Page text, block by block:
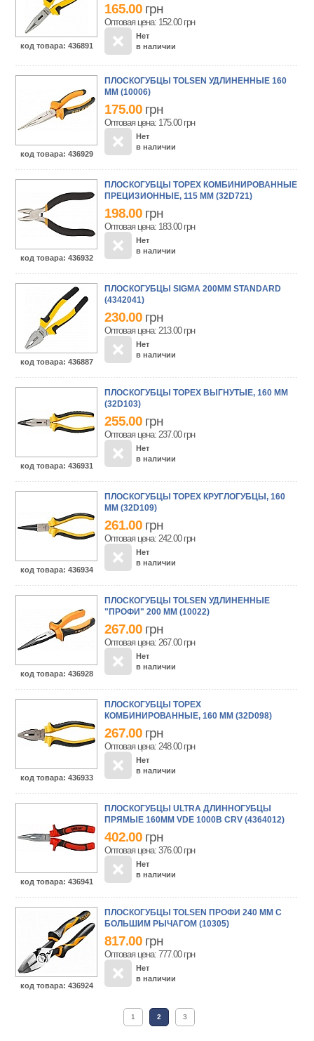
код товара: 436891
165.00 грн
Оптовая цена: 152.00 грн
Нет
в наличии
код товара: 436929
ПЛОСКОГУБЦЫ TOLSEN УДЛИНЕННЫЕ 160
ММ (10006)
175.00 грн
Оптовая цена: 175.00 грн
Нет
в наличии
код товара: 436932
ПЛОСКОГУБЦЫ TOPEX КОМБИНИРОВАННЫЕ
ПРЕЦИЗИОННЫЕ, 115 ММ (32D721)
198.00 грн
Оптовая цена: 183.00 грн
Нет
в наличии
код товара: 436887
ПЛОСКОГУБЦЫ SIGMA 200ММ STANDARD
(4342041)
230.00 грн
Оптовая цена: 213.00 грн
Нет
в наличии
код товара: 436931
ПЛОСКОГУБЦЫ TOPEX ВЫГНУТЫЕ, 160 ММ
(32D103)
255.00 грн
Оптовая цена: 237.00 грн
Нет
в наличии
код товара: 436934
ПЛОСКОГУБЦЫ TOPEX КРУГЛОГУБЦЫ, 160
ММ (32D109)
261.00 грн
Оптовая цена: 242.00 грн
Нет
в наличии
код товара: 436928
ПЛОСКОГУБЦЫ TOLSEN УДЛИНЕННЫЕ
"ПРОФИ" 200 ММ (10022)
267.00 грн
Оптовая цена: 267.00 грн
Нет
в наличии
код товара: 436933
ПЛОСКОГУБЦЫ TOPEX
КОМБИНИРОВАННЫЕ, 160 ММ (32D098)
267.00 грн
Оптовая цена: 248.00 грн
Нет
в наличии
код товара: 436941
ПЛОСКОГУБЦЫ ULTRA ДЛИННОГУБЦЫ
ПРЯМЫЕ 160ММ VDE 1000В CRV (4364012)
402.00 грн
Оптовая цена: 376.00 грн
Нет
в наличии
код товара: 436924
ПЛОСКОГУБЦЫ TOLSEN ПРОФИ 240 ММ С
БОЛЬШИМ РЫЧАГОМ (10305)
817.00 грн
Оптовая цена: 777.00 грн
Нет
в наличии
1 2 3